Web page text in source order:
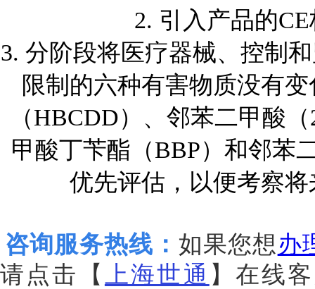
2. 引入产品的CE
3. 分阶段将医疗器械、控制
限制的六种有害物质没有
（HBCDD）、邻苯二甲酸（
甲酸丁苄酯（BBP）和邻苯
优先评估，以便考察
咨询服务热线： 如果您想 办
请点击【
上海世通 】在线